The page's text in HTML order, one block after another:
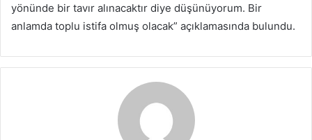
yönünde bir tavır alınacaktır diye düşünüyorum. Bir
anlamda toplu istifa olmuş olacak” açıklamasında bulundu.